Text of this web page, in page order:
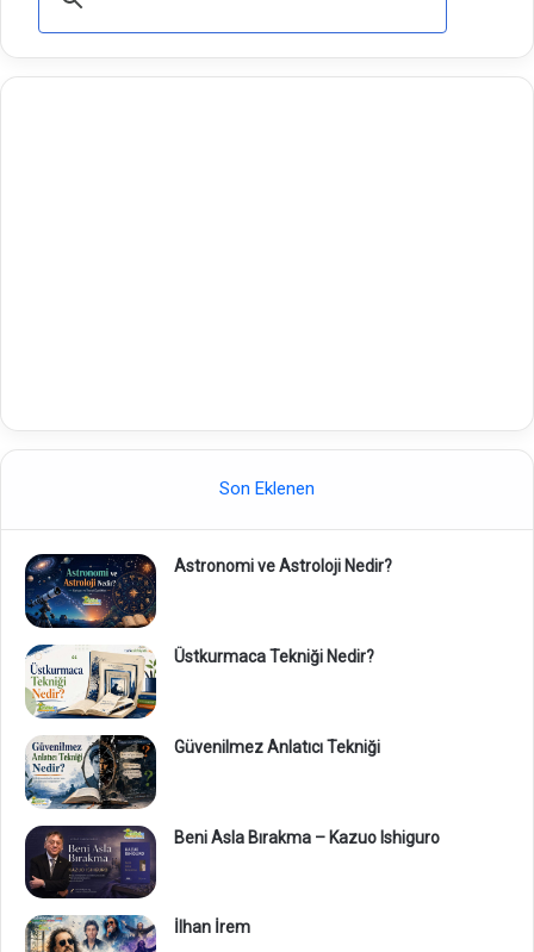
Son Eklenen
Astronomi ve Astroloji Nedir?
Üstkurmaca Tekniği Nedir?
Güvenilmez Anlatıcı Tekniği
Beni Asla Bırakma – Kazuo Ishiguro
İlhan İrem